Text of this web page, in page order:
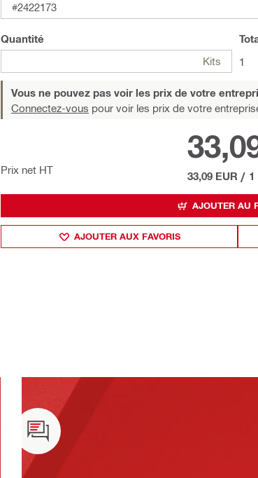
#2422173
Quantité
Kits
1
Vous ne pouvez pas voir les prix de votre
Connectez-vous pour voir les prix de votre
Prix net HT 33,09 EUR / 1
AJOUTER AU
AJOUTER AUX FAVORIS